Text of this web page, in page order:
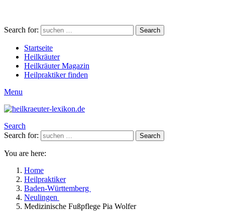
Search for: Search
Startseite
Heilkräuter
Heilkräuter Magazin
Heilpraktiker finden
Menu
Search
Search for:
Search
You are here:
Home
Heilpraktiker
Baden-Württemberg
Neulingen
Medizinische Fußpflege Pia Wolfer